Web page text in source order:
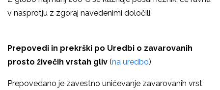
v nasprotju z zgoraj navedenimi določili.
Prepovedi in prekrški po Uredbi o zavarovanih
prosto živečih vrstah gliv (na uredbo)
Prepovedano je zavestno uničevanje zavarovanih vrst